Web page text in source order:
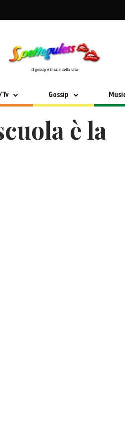
Gossip
è la